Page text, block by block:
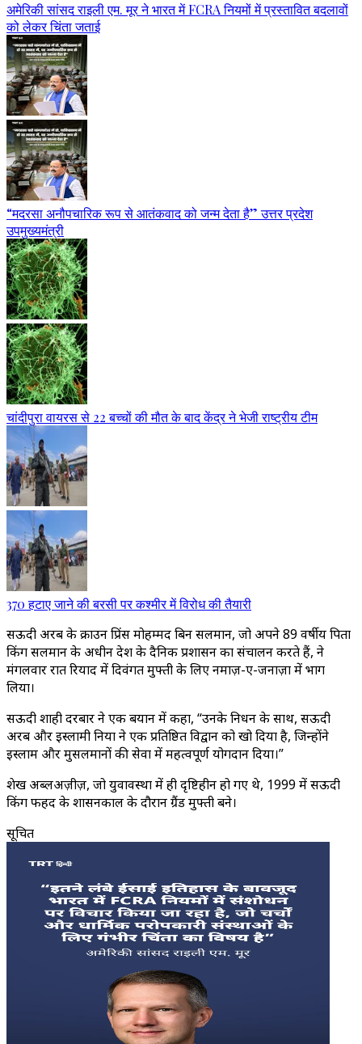
अमेरिकी सांसद राइली एम. मूर ने भारत में FCRA नियमों में प्रस्तावित बदलावों
को लेकर चिंता जताई
“मदरसा अनौपचारिक रूप से आतंकवाद को जन्म देता है” उत्तर प्रदेश
उपमुख्यमंत्री
चांदीपुरा वायरस से 22 बच्चों की मौत के बाद केंद्र ने भेजी राष्ट्रीय टीम
370 हटाए जाने की बरसी पर कश्मीर में विरोध की तैयारी
सऊदी अरब के क्राउन प्रिंस मोहम्मद बिन सलमान, जो अपने 89 वर्षीय पिता
किंग सलमान के अधीन देश के दैनिक प्रशासन का संचालन करते हैं, ने
मंगलवार रात रियाद में दिवंगत मुफ्ती के लिए नमाज़-ए-जनाज़ा में भाग
लिया।
सऊदी शाही दरबार ने एक बयान में कहा, “उनके निधन के साथ, सऊदी
अरब और इस्लामी दुनिया ने एक प्रतिष्ठित विद्वान को खो दिया है, जिन्होंने
इस्लाम और मुसलमानों की सेवा में महत्वपूर्ण योगदान दिया।”
शेख अब्दुलअज़ीज़, जो युवावस्था में ही दृष्टिहीन हो गए थे, 1999 में सऊदी
किंग फहद के शासनकाल के दौरान ग्रैंड मुफ्ती बने।
सूचित